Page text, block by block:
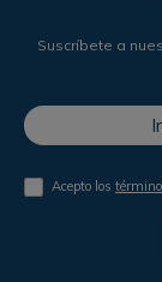
Suscríbete a
Acepto los